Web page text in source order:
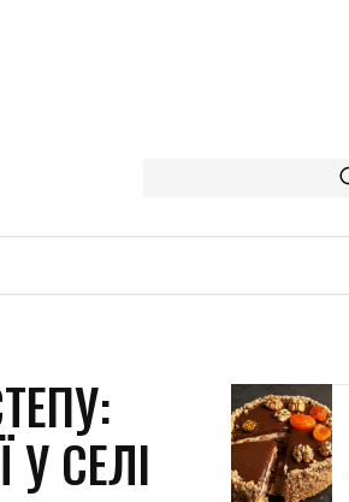
СЕЛІ